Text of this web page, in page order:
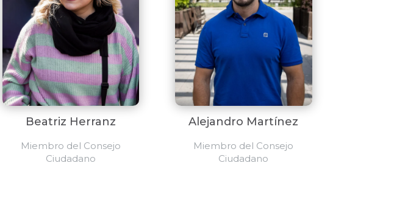
Beatriz Herranz
Miembro del Consejo
Ciudadano
Alejandro Martínez
Miembro del Consejo
Ciudadano